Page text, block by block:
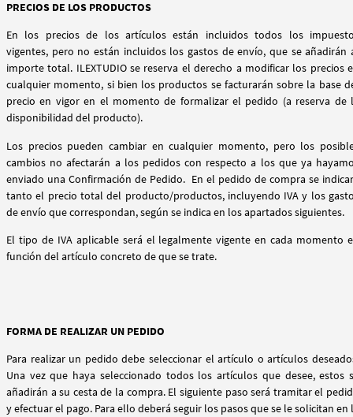
PRECIOS DE LOS PRODUCTOS
En los precios de los artículos están incluidos todos los
vigentes, pero no están incluidos los gastos de envío, que se añadirán
importe total. ILEXTUDIO se reserva el derecho a modificar los precios
cualquier momento, si bien los productos se facturarán sobre la base
precio en vigor en el momento de formalizar el pedido (a reserva de
disponibilidad del producto).
Los precios pueden cambiar en cualquier momento, pero los
cambios no afectarán a los pedidos con respecto a los que ya
enviado una Confirmación de Pedido. En el pedido de compra se
tanto el precio total del producto/productos, incluyendo IVA y los
de envío que correspondan, según se indica en los apartados siguientes.
El tipo de IVA aplicable será el legalmente vigente en cada momento
función del artículo concreto de que se trate.
FORMA DE REALIZAR UN PEDIDO
Para realizar un pedido debe seleccionar el artículo o artículos
Una vez que haya seleccionado todos los artículos que desee, estos
añadirán a su cesta de la compra. El siguiente paso será tramitar el
y efectuar el pago. Para ello deberá seguir los pasos que se le solicitan en